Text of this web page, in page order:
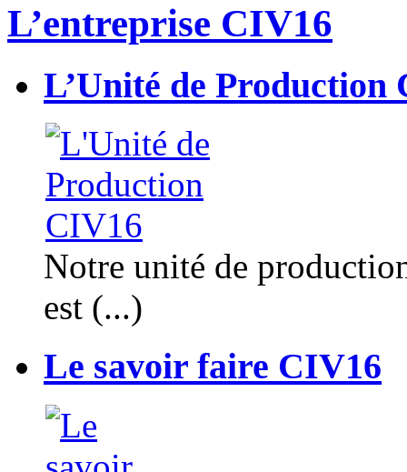
L’entreprise CIV16
L’Unité de Production
Notre unité de
est (...)
Le savoir faire CIV16